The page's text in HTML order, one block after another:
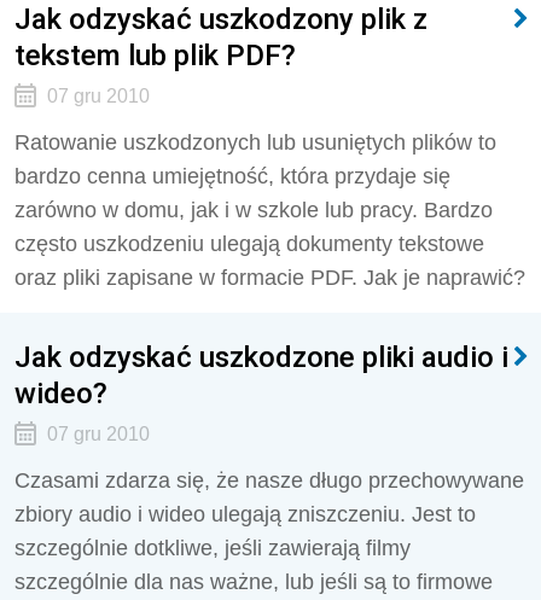
Jak odzyskać uszkodzony plik z
tekstem lub plik PDF?
07 gru 2010
Ratowanie uszkodzonych lub usuniętych plików to
bardzo cenna umiejętność, która przydaje się
zarówno w domu, jak i w szkole lub pracy. Bardzo
często uszkodzeniu ulegają dokumenty tekstowe
oraz pliki zapisane w formacie PDF. Jak je naprawić?
Jak odzyskać uszkodzone pliki audio i
wideo?
07 gru 2010
Czasami zdarza się, że nasze długo przechowywane
zbiory audio i wideo ulegają zniszczeniu. Jest to
szczególnie dotkliwe, jeśli zawierają filmy
szczególnie dla nas ważne, lub jeśli są to firmowe